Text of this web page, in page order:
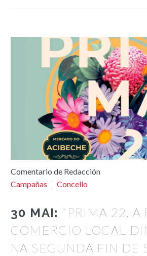
Comentario de Redacción
Campañas
Concello
30 MAI: “PRIMA 22. A
COMERCIO LOCAL
NA SEGUNDA FIN DE